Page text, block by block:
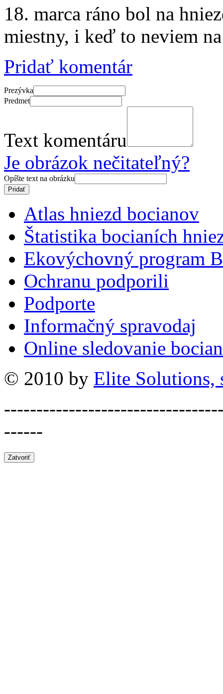
18. marca ráno bol na
miestny, i keď to neviem
Pridať komentár
Prezývka
Predmet
Text komentáru
Je obrázok nečitateľný?
Opíšte text na obrázku
Atlas hniezd bocianov
Štatistika bocianích
Ekovýchovný program
Ochranu podporili
Podporte
Informačný spravodaj
Online sledovanie
© 2010 by Elite Solutions,
------